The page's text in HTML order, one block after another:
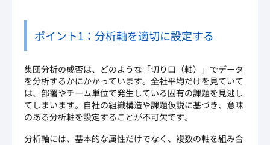
ポイント1：分析軸を適切に設定する
集団分析の成否は、どのような「切り口（軸）」でデータ
を分析するかにかかっています。全社平均だけを見ていて
は、部署やチーム単位で発生している固有の課題を見逃し
てしまいます。自社の組織構造や課題仮説に基づき、意味
のある分析軸を設定することが不可欠です。
分析軸には、基本的な属性だけでなく、複数の軸を組み合